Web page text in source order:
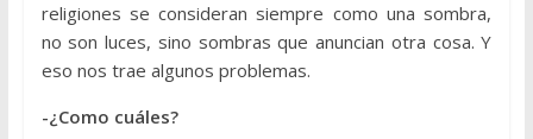
religiones se consideran siempre como una sombra,
no son luces, sino sombras que anuncian otra cosa. Y
eso nos trae algunos problemas.
-¿Como cuáles?